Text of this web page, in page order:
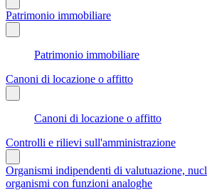
Patrimonio immobiliare
Patrimonio immobiliare
Canoni di locazione o affitto
Canoni di locazione o affitto
Controlli e rilievi sull'amministrazione
Organismi indipendenti di valutuazione,
organismi con funzioni analoghe